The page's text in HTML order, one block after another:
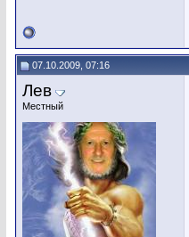
07.10.2009, 07:16
Лев
Местный